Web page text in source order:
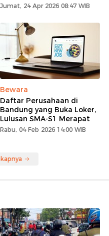
Jumat, 24 Apr 2026 08:47 WIB
Bewara
Daftar Perusahaan di
Bandung yang Buka Loker,
Lulusan SMA-S1 Merapat
Rabu, 04 Feb 2026 14:00 WIB